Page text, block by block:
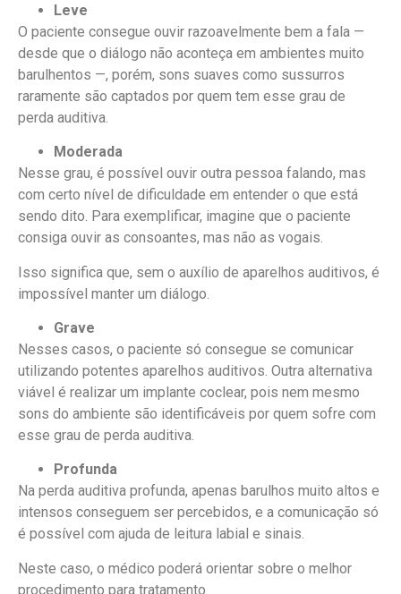
Leve
O paciente consegue ouvir razoavelmente bem a fala —
desde que o diálogo não aconteça em ambientes muito
barulhentos —, porém, sons suaves como sussurros
raramente são captados por quem tem esse grau de
perda auditiva.
Moderada
Nesse grau, é possível ouvir outra pessoa falando, mas
com certo nível de dificuldade em entender o que está
sendo dito. Para exemplificar, imagine que o paciente
consiga ouvir as consoantes, mas não as vogais.
Isso significa que, sem o auxílio de aparelhos auditivos, é
impossível manter um diálogo.
Grave
Nesses casos, o paciente só consegue se comunicar
utilizando potentes aparelhos auditivos. Outra alternativa
viável é realizar um implante coclear, pois nem mesmo
sons do ambiente são identificáveis por quem sofre com
esse grau de perda auditiva.
Profunda
Na perda auditiva profunda, apenas barulhos muito altos e
intensos conseguem ser percebidos, e a comunicação só
é possível com ajuda de leitura labial e sinais.
Neste caso, o médico poderá orientar sobre o melhor
procedimento para tratamento.